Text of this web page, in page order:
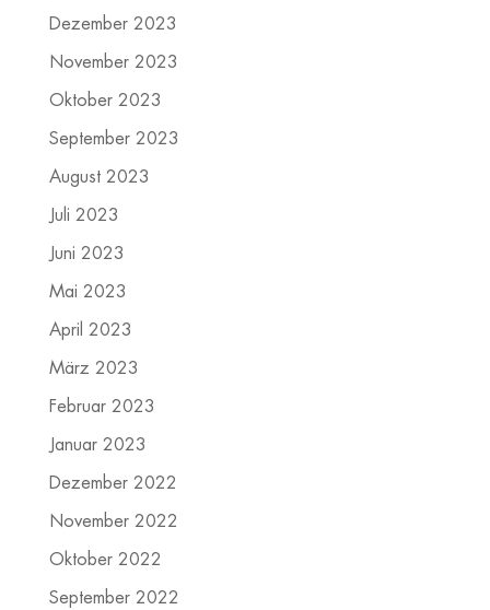
Dezember 2023
November 2023
Oktober 2023
September 2023
August 2023
Juli 2023
Juni 2023
Mai 2023
April 2023
März 2023
Februar 2023
Januar 2023
Dezember 2022
November 2022
Oktober 2022
September 2022